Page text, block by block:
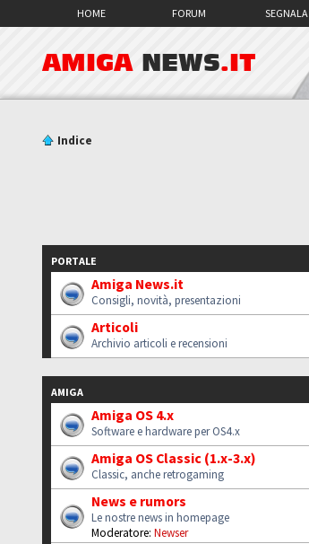
HOME FORUM SEGNALA
AMIGA NEWS.IT
Indice
PORTALE
Amiga News.it
Consigli, novità, presentazioni
Articoli
Archivio articoli e recensioni
AMIGA
Amiga OS 4.x
Software e hardware per OS4.x
Amiga OS Classic (1.x-3.x)
Classic, anche retrogaming
News e rumors
Le nostre news in homepage
Moderatore: Newser